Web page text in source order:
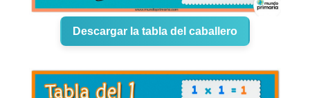
Descargar la tabla del caballero